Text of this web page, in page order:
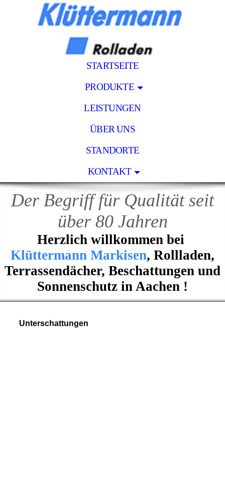
STARTSEITE
PRODUKTE
LEISTUNGEN
ÜBER UNS
STANDORTE
KONTAKT
Der Begriff für Qualität seit
über 80 Jahren
Herzlich willkommen bei
Klüttermann Markisen, Rollladen,
Terrassendächer, Beschattungen und
Sonnenschutz in Aachen !
Unterschattungen